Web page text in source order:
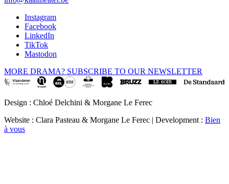
Instagram
Facebook
LinkedIn
TikTok
Mastodon
MORE DRAMA? SUBSCRIBE TO OUR NEWSLETTER
Design : Chloé Delchini & Morgane Le Ferec
Website : Clara Pasteau & Morgane Le Ferec | Development : Bien
à vous